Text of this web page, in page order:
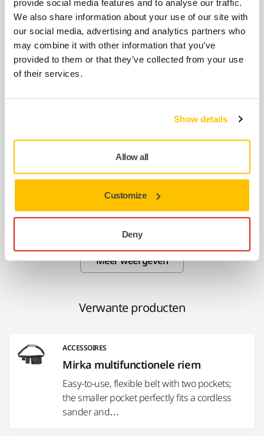
provide social media features and to analyse our traffic.
We also share information about your use of our site with
our social media, advertising and analytics partners who
may combine it with other information that you’ve
provided to them or that they’ve collected from your use
of their services.
Show details
Allow all
Customize
Deny
snoerloos gereedschap
8991022511
Steunschijf Quick Lock 32mm Grip
Soft, 10/verpakking
Rubbermontage voor AOS‑B
Snelsluitplaat voor AOS-B
8991121111
Meer weergeven
Verwante producten
ACCESSOIRES
Mirka multifunctionele riem
Easy-to-use, flexible belt with two pockets;
the smaller pocket perfectly fits a cordless
sander and…